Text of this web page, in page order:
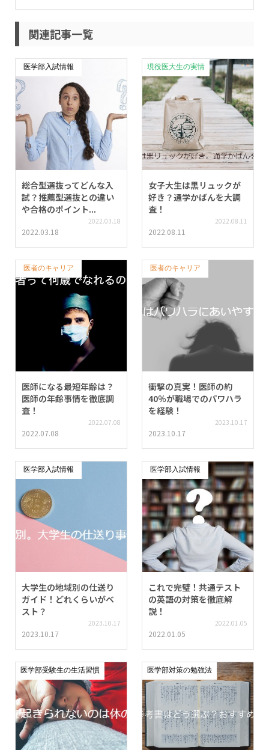
関連記事一覧
医学部入試情報
総合型選抜ってどんな入
試？推薦型選抜との違い
や合格のポイント...
2022.03.18
2022.03.18
現役医大生の実情
女子大生は黒リュックが
好き？通学かばんを大調
査！
2022.08.11
2022.08.11
医者のキャリア
医師になる最短年齢は？
医師の年齢事情を徹底調
査！
2022.07.08
2022.07.08
医者のキャリア
衝撃の真実！医師の約
40％が職場でのパワハラ
を経験！
2023.10.17
2023.10.17
医学部入試情報
大学生の地域別の仕送り
ガイド！どれくらいがベ
スト？
2023.10.17
2023.10.17
医学部入試情報
これで完璧！共通テスト
の英語の対策を徹底解
説！
2022.01.05
2022.01.05
医学部受験生の生活習慣 医学部対策の勉強法